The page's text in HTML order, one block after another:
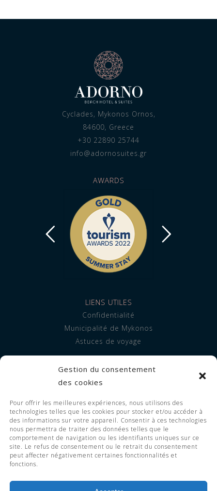
Gestion du consentement
des cookies
Pour offrir les meilleures expériences, nous utilisons des
technologies telles que les cookies pour stocker et/ou accéder à
des informations sur votre appareil. Consentir à ces technologies
nous permettra de traiter des données telles que le
comportement de navigation ou les identifiants uniques sur ce
site. Le refus de consentement ou le retrait du consentement
peut affecter négativement certaines fonctionnalités et
fonctions.
Cyclades, Mykonos Ornos,
84600, Greece
+30 22890 25744
info@adornosuites.gr
AWARDS
LIENS UTILES
Confidentialité
Municipalité de Mykonos
Astuces de voyage
INFORMATION
À propos de nous
Prestations de service
FAQ
© 2023 Adorno Suites. All Rights